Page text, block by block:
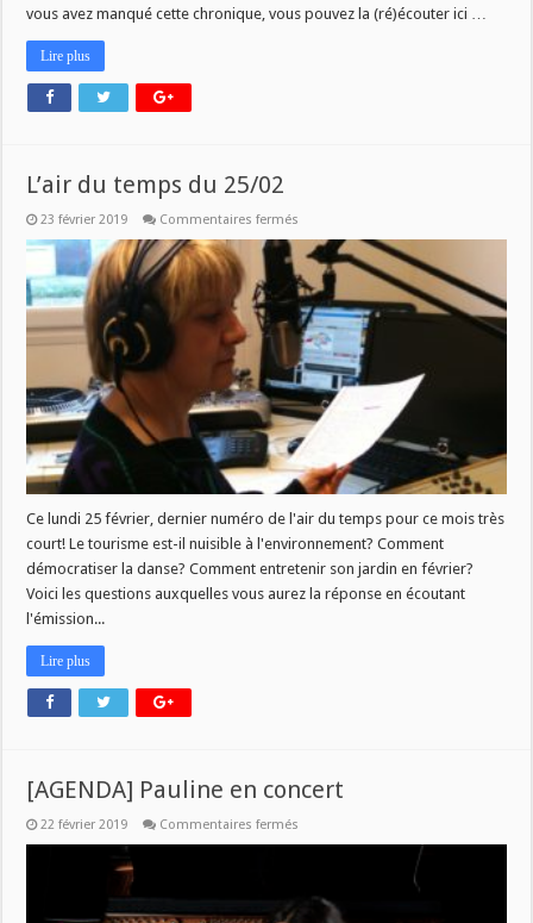
vous avez manqué cette chronique, vous pouvez la (ré)écouter ici …
Lire plus
L’air du temps du 25/02
23 février 2019 Commentaires fermés
du
temps
du
25/02
Ce lundi 25 février, dernier numéro de l'air du temps pour ce mois très
court! Le tourisme est-il nuisible à l'environnement? Comment
démocratiser la danse? Comment entretenir son jardin en février?
Voici les questions auxquelles vous aurez la réponse en écoutant
l'émission...
Lire plus
[AGENDA] Pauline en concert
22 février 2019 Commentaires fermés